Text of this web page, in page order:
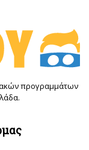
προγραμμάτων